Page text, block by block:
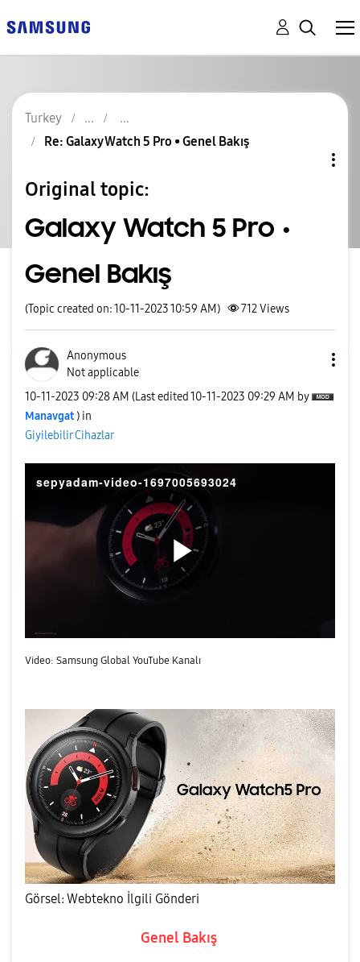
Turkey
Re: Galaxy Watch 5 Pro • Genel Bakış
Original topic:
Galaxy Watch 5 Pro •
Genel Bakış
(Topic created on: 10-11-2023 10:59 AM) 712Views
Anonymous
Not applicable
‎10-11-2023 09:28 AM (Last edited ‎10-11-2023 09:29 AM by
Manavgat ) in
Giyilebilir Cihazlar
sepyadam-video-1697005693024
P
l
a
y
V
Video: Samsung Global YouTube Kanalı
Görsel: Webtekno İlgili Gönderi
Genel Bakış